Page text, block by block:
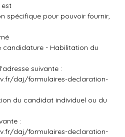
spécifique pour pouvoir fournir,
candidature - Habilitation du
suivante :
daj/formulaires-declaration-
du candidat individuel ou du
:
daj/formulaires-declaration-